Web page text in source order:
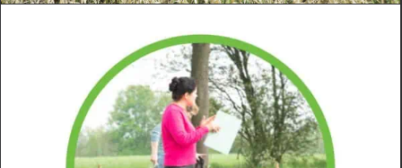
TOEVOEGEN AAN WINKELWAGEN